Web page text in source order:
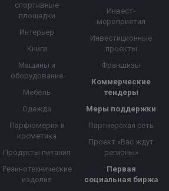
спортивные
площадки
Интерьер
Книги
Машины и
оборудование
Мебель
Одежда
Парфюмерия и
косметика
Продукты питания
Резинотехнические
изделия
Инвест-
мероприятия
Инвестиционные
проекты
Франшизы
Коммерческие
тендеры
Меры поддержки
Партнерская сеть
Проект «Вас ждут
регионы»
Первая
социальная биржа